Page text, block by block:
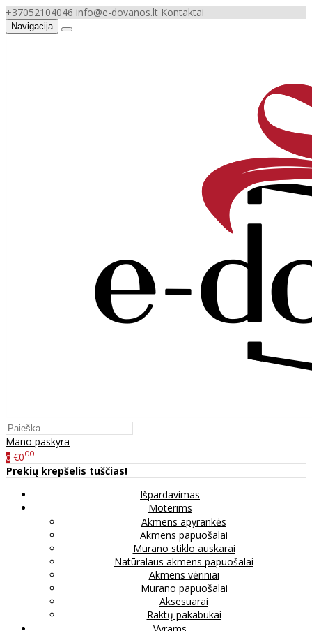
+37052104046 info@e-dovanos.lt Kontaktai
Navigacija
Mano paskyra
0 €000
Prekių krepšelis tuščias!
Išpardavimas
Moterims
Akmens apyrankės
Akmens papuošalai
Murano stiklo auskarai
Natūralaus akmens papuošalai
Akmens vėriniai
Murano papuošalai
Aksesuarai
Raktų pakabukai
Vyrams